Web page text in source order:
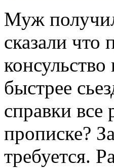
Муж
сказали что
быстрее
справки все
прописке?
требуется.